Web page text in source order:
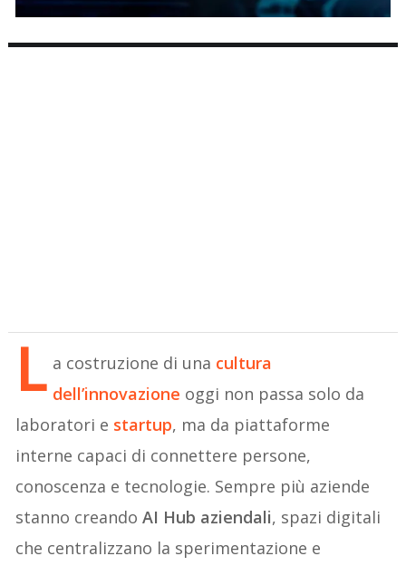
L a costruzione di una cultura
dell’innovazione oggi non passa solo da
laboratori e startup, ma da piattaforme
interne capaci di connettere persone,
conoscenza e tecnologie. Sempre più aziende
stanno creandoAI Hub aziendali, spazi digitali
che centralizzano la sperimentazione e